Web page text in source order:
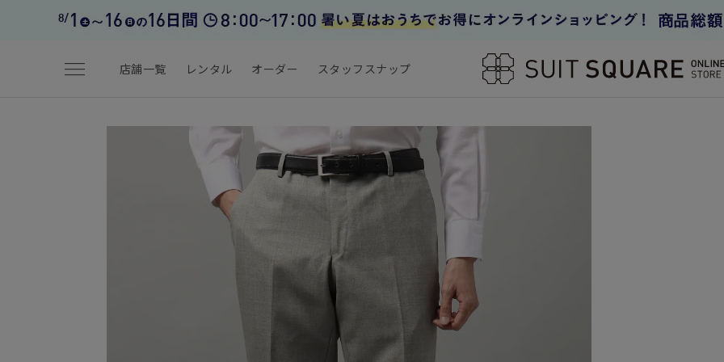
menu 店舗一覧 レンタル オーダー スタッフスナップ